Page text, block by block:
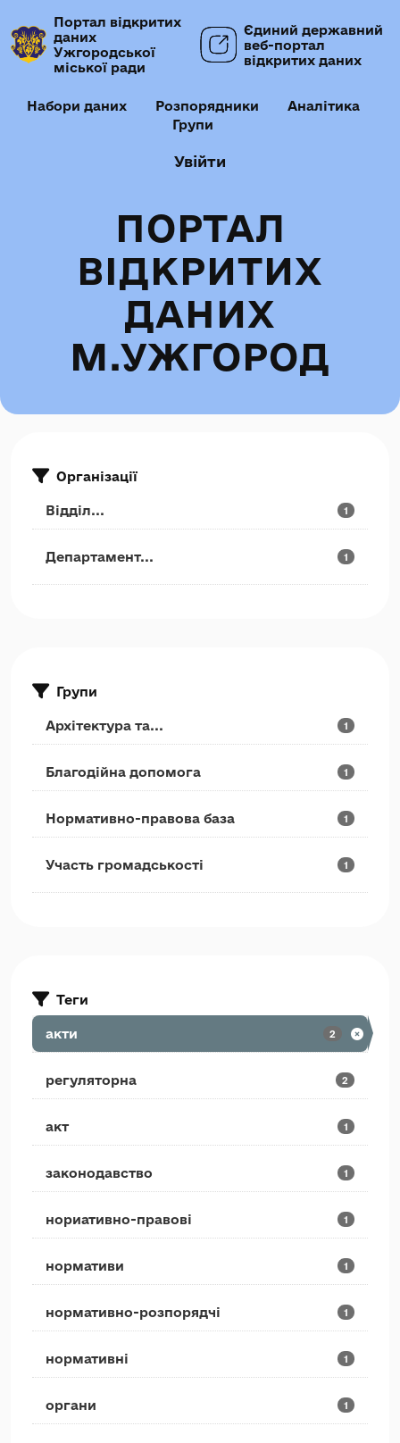
Портал відкритих
даних
Ужгородської
міської ради
Єдиний державний
веб-портал
відкритих даних
Набори даних Розпорядники
Аналітика
Групи
Увійти
ПОРТАЛ
ВІДКРИТИХ
ДАНИХ
М.УЖГОРОД
Організації
Відділ... 1
Департамент... 1
Групи
Архітектура та... 1
Благодійна допомога 1
Нормативно-правова база 1
Участь громадськості 1
Теги
акти 2
регуляторна 2
акт 1
законодавство 1
нориативно-правові 1
нормативи 1
нормативно-розпорядчі 1
нормативні 1
органи 1